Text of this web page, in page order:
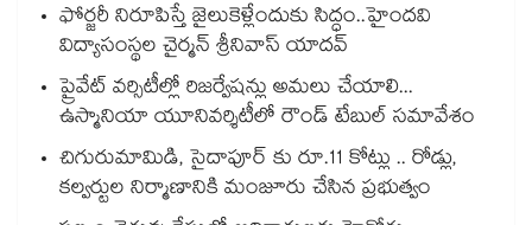
ఫోర్జరీ నిరూపిస్తే జైలుకెళ్లేందుకు సిద్ధం..హైందవి
విద్యాసంస్థల చైర్మన్ శ్రీనివాస్ యాదవ్
ప్రైవేట్ వర్సిటీల్లో రిజర్వేషన్లు అమలు చేయాలి...
ఉస్మానియా యూనివర్శిటీలో రౌండ్ టేబుల్ సమావేశం
చిగురుమామిడి, సైదాపూర్ కు రూ.11 కోట్లు .. రోడ్లు,
కల్వర్టుల నిర్మాణానికి మంజూరు చేసిన ప్రభుత్వం